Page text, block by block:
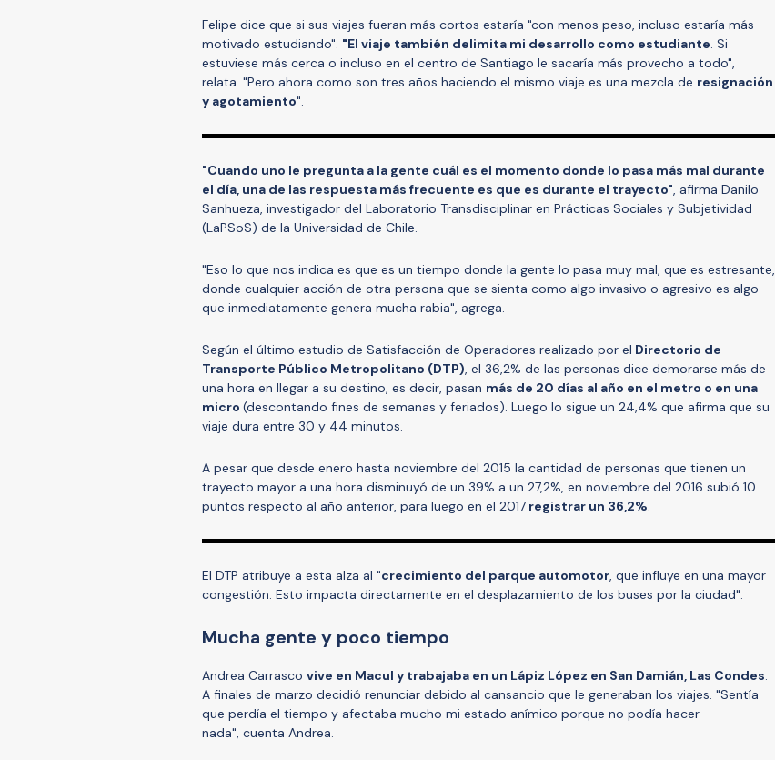
Felipe dice que si sus viajes fueran más cortos estaría "con menos peso, incluso estaría más
motivado estudiando". "El viaje también delimita mi desarrollo como estudiante. Si
estuviese más cerca o incluso en el centro de Santiago le sacaría más provecho a todo",
relata. "Pero ahora como son tres años haciendo el mismo viaje es una mezcla de resignación
y agotamiento".
"Cuando uno le pregunta a la gente cuál es el momento donde lo pasa más mal durante
el día, una de las respuesta más frecuente es que es durante el trayecto", afirma Danilo
Sanhueza, investigador del Laboratorio Transdisciplinar en Prácticas Sociales y Subjetividad
(LaPSoS) de la Universidad de Chile.
"Eso lo que nos indica es que es un tiempo donde la gente lo pasa muy mal, que es estresante,
donde cualquier acción de otra persona que se sienta como algo invasivo o agresivo es algo
que inmediatamente genera mucha rabia", agrega.
Según el último estudio de Satisfacción de Operadores realizado por el Directorio de
Transporte Público Metropolitano (DTP), el 36,2% de las personas dice demorarse más de
una hora en llegar a su destino, es decir, pasan más de 20 días al año en el metro o en una
micro (descontando fines de semanas y feriados). Luego lo sigue un 24,4% que afirma que su
viaje dura entre 30 y 44 minutos.
A pesar que desde enero hasta noviembre del 2015 la cantidad de personas que tienen un
trayecto mayor a una hora disminuyó de un 39% a un 27,2%, en noviembre del 2016 subió 10
puntos respecto al año anterior, para luego en el 2017 registrar un 36,2%.
El DTP atribuye a esta alza al "crecimiento del parque automotor, que influye en una mayor
congestión. Esto impacta directamente en el desplazamiento de los buses por la ciudad".
Mucha gente y poco tiempo
Andrea Carrasco vive en Macul y trabajaba en un Lápiz López en San Damián, Las Condes.
A finales de marzo decidió renunciar debido al cansancio que le generaban los viajes. "Sentía
que perdía el tiempo y afectaba mucho mi estado anímico porque no podía hacer
nada", cuenta Andrea.